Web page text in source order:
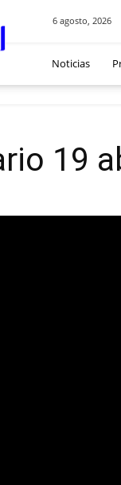
6 agosto, 2026
Noticias
19